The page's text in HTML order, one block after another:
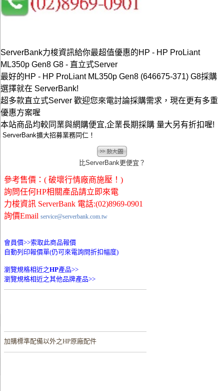
ServerBank力梭資訊給你最超值優惠的HP - HP ProLiant
ML350p Gen8 G8 - 直立式Server
最好的HP - HP ProLiant ML350p Gen8 (646675-371) G8採購
選擇就在 ServerBank!
超多款直立式Server 歡迎您來電討論採購需求，現在更有多重
優惠方案喔
本站商品均較同業與網購便宜,企業長期採購 量大另有折扣喔!
ServerBank擴大招募業務同仁！
比ServerBank更便宜？
參考售價：( 破壞行情廠商施壓！)
詢問任何HP相關產品請立即來電
力梭資訊 ServerBank 電話:(02)8969-0901
詢價Email service@serverbank.com.tw
會員價>>索取此商品報價
自動列印報價單(仍可來電詢問折扣幅度)
瀏覽規格相近之HP產品>>
瀏覽規格相近之其他品牌產品>>
加購標準配備以外之HP原廠配件